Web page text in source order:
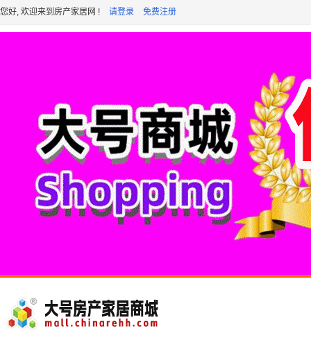
您好, 欢迎来到房产家居网 ! 请登录 免费注册